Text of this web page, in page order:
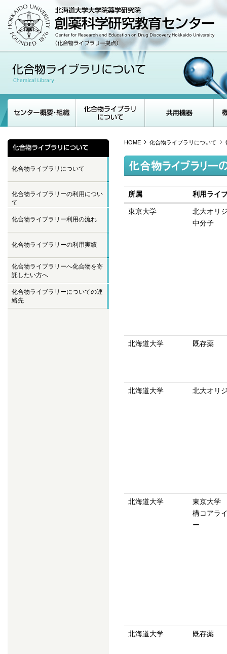
化合物ライブラリについて
化合物ライブラリーの利用につい
て
化合物ライブラリー利用の流れ
化合物ライブラリーの利用実績
化合物ライブラリーへ化合物を寄
託したい方へ
化合物ライブラリーについての連
絡先
HOME 化合物ライブラリについて
所属 利用ライ
東京大学
北大オリ
中分子
北海道大学 既存薬
北海道大学 北大オリ
北海道大学
東京大学
構コアラ
ー
北海道大学 既存薬